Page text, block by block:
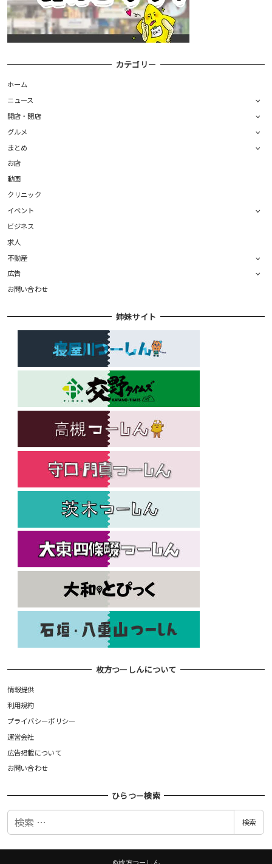
カテゴリー
ホーム
ニュース
開店・閉店
グルメ
まとめ
お店
動画
クリニック
イベント
ビジネス
求人
不動産
広告
お問い合わせ
姉妹サイト
枚方つーしんについて
情報提供
利用規約
プライバシーポリシー
運営会社
広告掲載について
お問い合わせ
ひらつー検索
検
検索